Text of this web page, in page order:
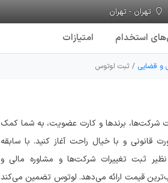
تهران - تهران
ی استخدام امتیازات
و قضایی ثبت لوتوس
برندها و کارت عضویت، به شما کمک
و با خیال راحت آغاز کنید. با سابقه
ثبت تغییرات شرکت‌ها و مشاوره مالی و
قیمت ارائه می‌دهد. لوتوس تضمین می‌کند